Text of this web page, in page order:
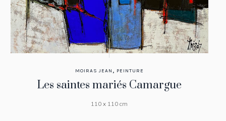
MOIRAS JEAN , PEINTURE
Les saintes mariés Camargue
110 x 110 cm